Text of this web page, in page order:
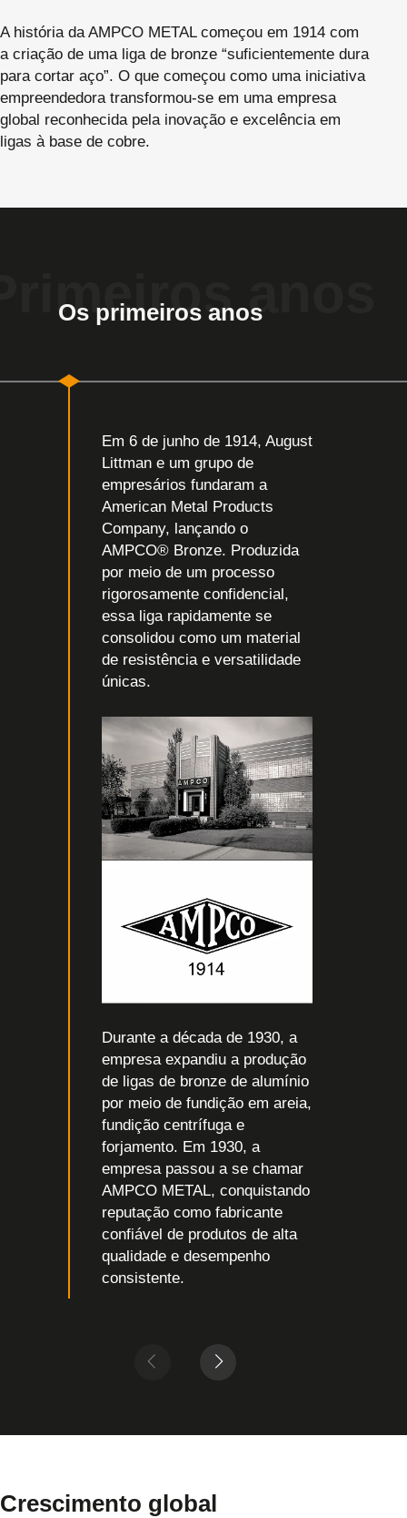
A história da AMPCO METAL começou em 1914 com
a criação de uma liga de bronze “suficientemente dura
para cortar aço”. O que começou como uma iniciativa
empreendedora transformou-se em uma empresa
global reconhecida pela inovação e excelência em
ligas à base de cobre.
anos
Os primeiros anos
Em 6 de junho de 1914, August
Littman e um grupo de
empresários fundaram a
American Metal Products
Company, lançando o
AMPCO® Bronze. Produzida
por meio de um processo
rigorosamente confidencial,
essa liga rapidamente se
consolidou como um material
de resistência e versatilidade
únicas.
Durante a década de 1930, a
empresa expandiu a produção
de ligas de bronze de alumínio
por meio de fundição em areia,
fundição centrífuga e
forjamento. Em 1930, a
empresa passou a se chamar
AMPCO METAL, conquistando
reputação como fabricante
confiável de produtos de alta
qualidade e desempenho
consistente.
Crescimento global